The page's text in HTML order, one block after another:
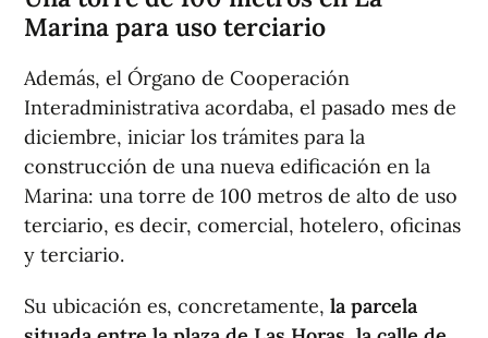
Marina para uso terciario
Además, el Órgano de Cooperación
Interadministrativa acordaba, el pasado mes de
diciembre, iniciar los trámites para la
construcción de una nueva edificación en la
Marina: una torre de 100 metros de alto de uso
terciario, es decir, comercial, hotelero, oficinas
y terciario.
Su ubicación es, concretamente, la parcela